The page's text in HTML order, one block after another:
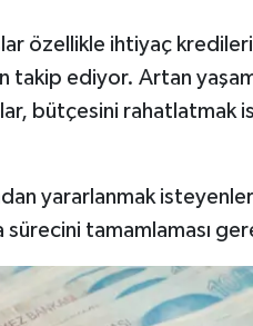
özellikle ihtiyaç
takip ediyor. Artan
bütçesini rahatlatmak
yararlanmak
tamamlaması